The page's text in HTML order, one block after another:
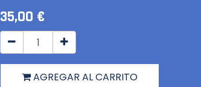
35,00 €
AGREGAR AL CARRITO